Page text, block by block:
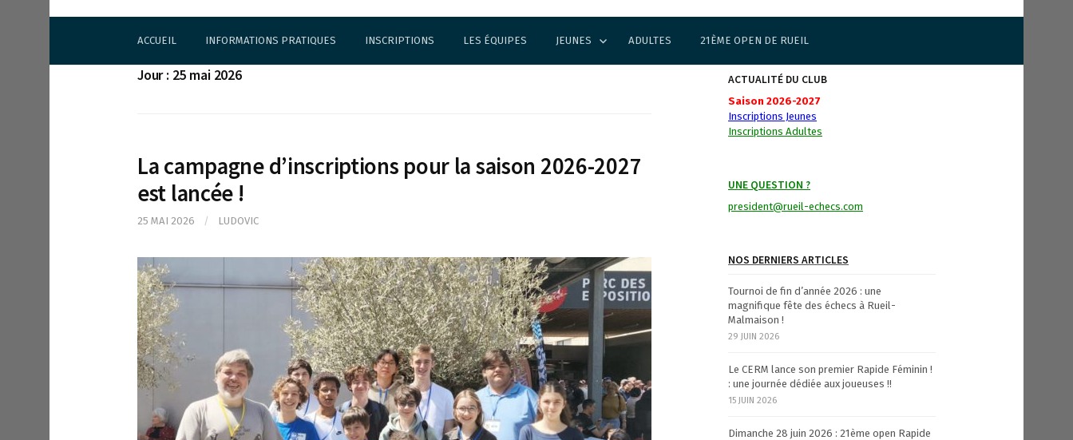
ACCUEIL INFORMATIONS PRATIQUES INSCRIPTIONS LES ÉQUIPES JEUNES ADULTES 21ÈME OPEN DE RUEIL
Jour : 25 mai 2026
La campagne d’inscriptions pour la saison 2026-2027
est lancée !
25 MAI 2026 / LUDOVIC
ACTUALITÉ DU CLUB
Saison 2026-2027
Inscriptions Jeunes
Inscriptions Adultes
UNE QUESTION ?
president@rueil-echecs.com
NOS DERNIERS ARTICLES
Tournoi de fin d’année 2026 : une
magnifique fête des échecs à Rueil-
Malmaison !
29 JUIN 2026
Le CERM lance son premier Rapide Féminin !
: une journée dédiée aux joueuses !!
15 JUIN 2026
Dimanche 28 juin 2026 : 21ème open Rapide